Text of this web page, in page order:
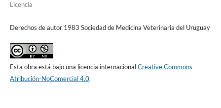
Licencia
Derechos de autor 1983 Sociedad de Medicina Veterinaria del Uruguay
Esta obra está bajo una licencia internacionalCreative Commons
Atribución-NoComercial 4.0.